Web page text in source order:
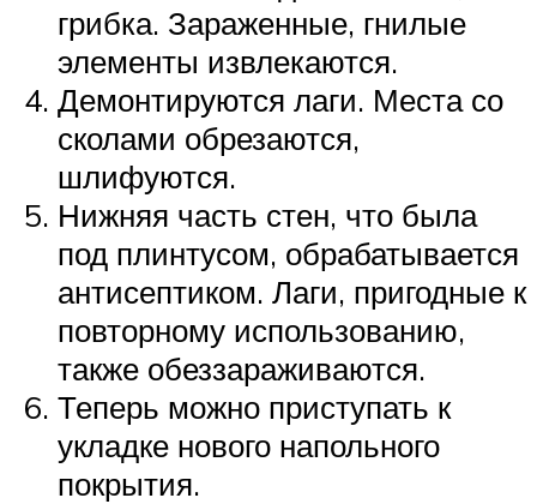
грибка. Зараженные, гнилые
элементы извлекаются.
Демонтируются лаги. Места со
сколами обрезаются,
шлифуются.
Нижняя часть стен, что была
под плинтусом, обрабатывается
антисептиком. Лаги, пригодные к
повторному использованию,
также обеззараживаются.
Теперь можно приступать к
укладке нового напольного
покрытия.